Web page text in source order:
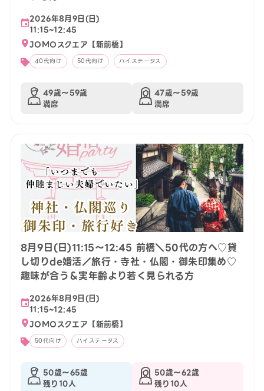
2026年8月9日(日)
11:15~12:45
JOMOスクエア【新前橋】
40代向け 50代向け ハイステータス
49歳〜59歳
満席
47歳〜59歳
満席
8月9日(日)11:15〜12:45 前橋＼50代の方へ♡貸
し切りde婚活／旅行・寺社・仏閣・御朱印集め♡
趣味が合う＆実年齢より若く見られる方
2026年8月9日(日)
11:15~12:45
JOMOスクエア【新前橋】
50代向け ハイステータス
50歳〜65歳
残り10人
50歳〜62歳
残り10人